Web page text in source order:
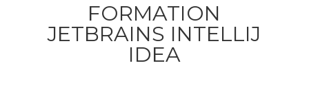
FORMATION
JETBRAINS INTELLIJ
IDEA